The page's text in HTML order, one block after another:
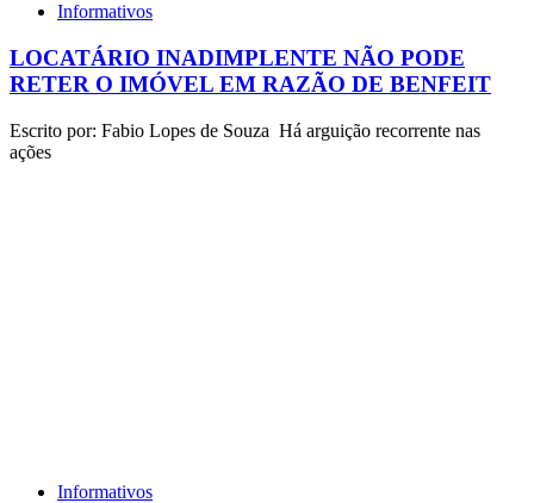
Informativos
LOCATÁRIO INADIMPLENTE NÃO PODE
RETER O IMÓVEL EM RAZÃO DE BENFEIT
Escrito por: Fabio Lopes de Souza Há arguição recorrente nas
ações
Informativos